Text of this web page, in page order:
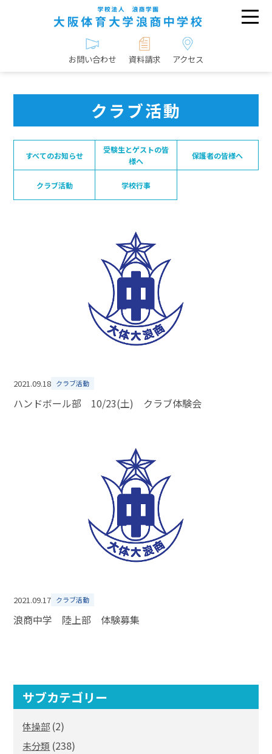
お問い合わせ 資料請求 アクセス
クラブ活動
すべてのお知らせ
受験生とゲストの皆
様へ
保護者の皆様へ
クラブ活動 学校行事
2021.09.18 クラブ活動
ハンドボール部 10/23(土) クラブ体験会
2021.09.17 クラブ活動
浪商中学 陸上部 体験募集
サブカテゴリー
体操部 (2)
未分類 (238)